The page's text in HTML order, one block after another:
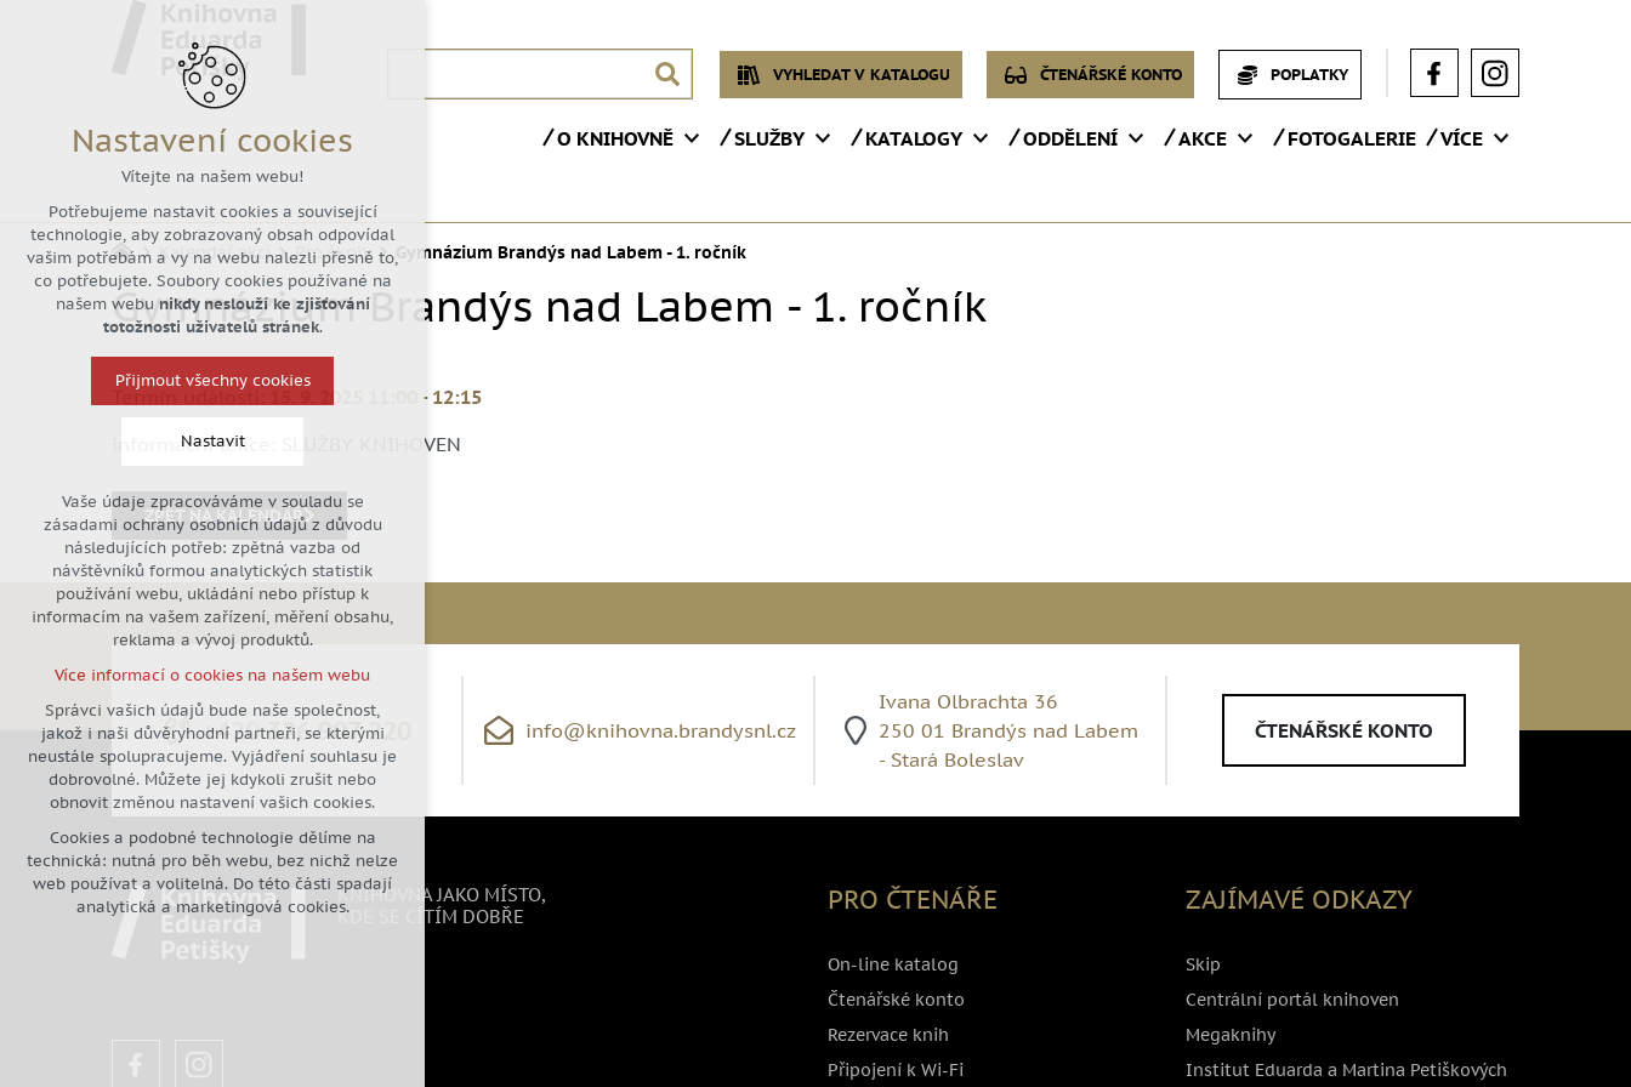
VYHLEDAT V KATALOGU ČTENÁŘSKÉ KONTO POPLATKY
O KNIHOVNĚ SLUŽBY KATALOGY ODDĚLENÍ AKCE FOTOGALERIE VÍCE
Kalendář akcí Pro školy Gymnázium Brandýs nad Labem - 1. ročník
Gymnázium Brandýs nad Labem - 1. ročník
Termín události: - 12:15
informační lekce: SLUŽBY KNIHOVEN
ZPĚT NA KALENDÁŘ
+420326 907 220 info@knihovna.brandysnl.cz
Ivana Olbrachta 36
250 01 Brandýs nad Labem
- Stará Boleslav
ČTENÁŘSKÉ KONTO
KNIHOVNA JAKO MÍSTO,
KDE SE CÍTÍM DOBŘE
PRO ČTENÁŘE
On-line katalog
Čtenářské konto
Rezervace knih
Připojení k Wi-Fi
ZAJÍMAVÉ ODKAZY
Skip
Centrální portál knihoven
Megaknihy
Institut Eduarda a Martina Petiškových
Nastavení cookies
Vítejte na našem webu!
Potřebujeme nastavit cookies a související
technologie, aby zobrazovaný obsah odpovídal
vašim potřebám a vy na webu nalezli přesně to,
co potřebujete. Soubory cookies používané na
našem webu nikdy neslouží ke zjišťování
totožnosti uživatelů stránek.
Přijmout všechny cookies
Nastavit
Technická cookies
nutná pro provozování webu
udržení kontextu stránek (session):
případná přihlášení, volby jazyka,
apod.
analytická pro anonymizované
vyhodnocení návštěvnosti
marketingová cookies (Google)
Více informací o cookies na našem webu
Přijmout všechny cookies
Odmítnout vše
Vaše údaje zpracováváme v souladu se
zásadami ochrany osobních údajů z důvodu
následujících potřeb: zpětná vazba od
návštěvníků formou analytických statistik
používání webu, ukládání nebo přístup k
informacím na vašem zařízení, měření obsahu,
reklama a vývoj produktů.
Více informací o cookies na našem webu
Správci vašich údajů bude naše společnost,
jakož i naši důvěryhodní partneři, se kterými
neustále spolupracujeme. Vyjádření souhlasu je
dobrovolné. Můžete jej kdykoli zrušit nebo
obnovit změnou nastavení vašich cookies.
Cookies a podobné technologie dělíme na
technická: nutná pro běh webu, bez nichž nelze
web používat a volitelná. Do této části spadají
analytická a marketingová cookies.